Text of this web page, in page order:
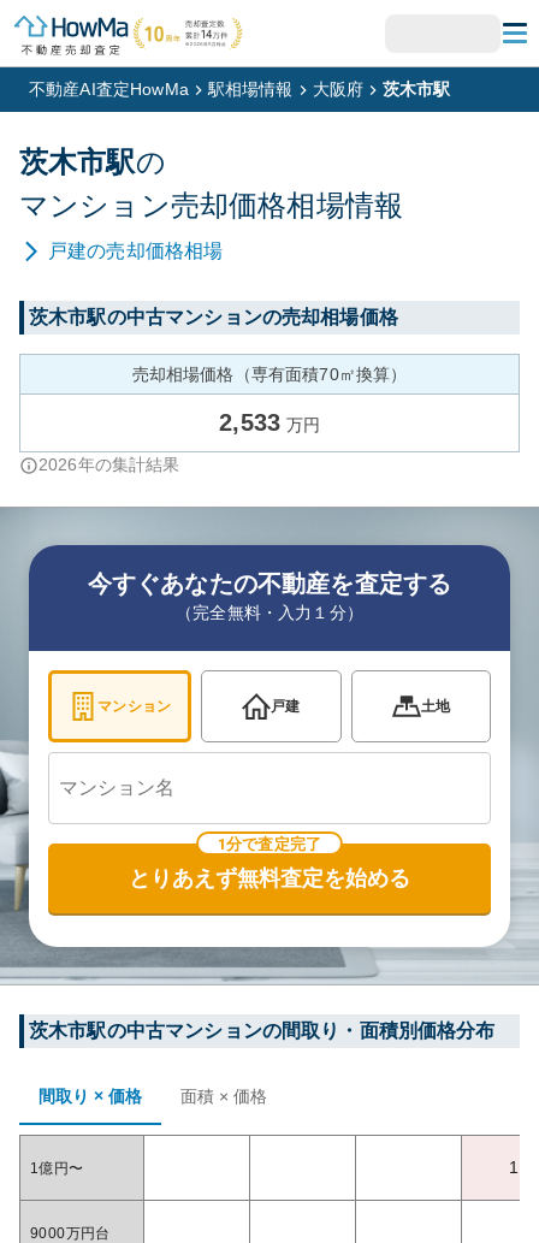
不動産AI査定HowMa 駅相場情報 大阪府 茨木市駅
茨木市駅の
マンション売却価格相場情報
戸建の売却価格相場
茨木市駅の中古マンションの売却相場価格
売却相場価格（専有面積70㎡換算）
2,533 万円
2026年の集計結果
今すぐあなたの不動産を査定する
（完全無料・入力１分）
マンション 戸建 土地
1分で査定完了
とりあえず無料査定を始める
茨木市駅の中古マンションの間取り・面積別価格分布
間取り × 価格 面積 × 価格
1億円〜 1
9000万円台